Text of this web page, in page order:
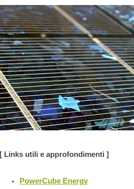
[ Links utili e approfondimenti ]
PowerCube Energy